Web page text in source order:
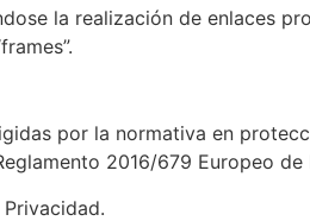
la realización de enlaces
por la normativa en
2016/679 Europeo